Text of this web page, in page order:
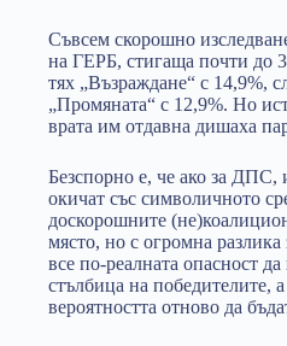
Съвсем скорошно
на ГЕРБ, стигаща почти до
тях „Възраждане“ с 14,9%,
„Промяната“ с 12,9%. Но
врата им отдавна дишаха
Безспорно е, че ако за ДПС,
окичат със символичното
доскорошните
място, но с огромна
все по-реалната опасност
стълбица на победителите,
вероятността отново да